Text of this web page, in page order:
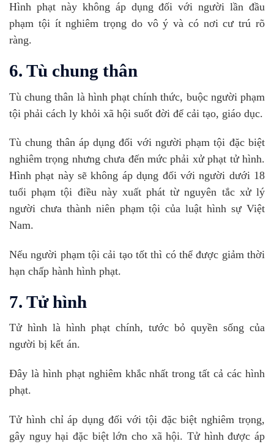
Hình phạt này không áp dụng đối với người lần đầu
phạm tội ít nghiêm trọng do vô ý và có nơi cư trú rõ
ràng.
6. Tù chung thân
Tù chung thân là hình phạt chính thức, buộc người phạm
tội phải cách ly khỏi xã hội suốt đời để cải tạo, giáo dục.
Tù chung thân áp dụng đối với người phạm tội đặc biệt
nghiêm trọng nhưng chưa đến mức phải xử phạt tử hình.
Hình phạt này sẽ không áp dụng đối với người dưới 18
tuổi phạm tội điều này xuất phát từ nguyên tắc xử lý
người chưa thành niên phạm tội của luật hình sự Việt
Nam.
Nếu người phạm tội cải tạo tốt thì có thể được giảm thời
hạn chấp hành hình phạt.
7. Tử hình
Tử hình là hình phạt chính, tước bỏ quyền sống của
người bị kết án.
Đây là hình phạt nghiêm khắc nhất trong tất cả các hình
phạt.
Tử hình chỉ áp dụng đối với tội đặc biệt nghiêm trọng,
gây nguy hại đặc biệt lớn cho xã hội. Tử hình được áp